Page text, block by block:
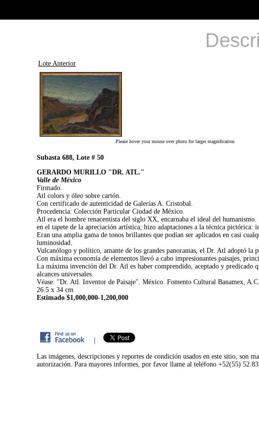
Lote Anterior
Please hover your mouse over photo for larger magnification
Subasta 688, Lote # 50
GERARDO MURILLO "DR. ATL."
Valle de México
Firmado.
Atl colors y óleo sobre cartón.
Con certificado de autenticidad de Galerías A. Cristobal.
Procedencia: Colección Particular Ciudad de México.
Atl era el hombre renacentista del siglo XX, encarnaba el ideal del
en el tapete de la apreciación artística; hizo adaptaciones a la técnica
Eran una amplia gama de tonos brillantes que podían ser aplicados en casi
luminosidad.
Vulcanólogo y político, amante de los grandes panoramas, el Dr. Atl adoptó la
Con máxima economía de elementos llevó a cabo impresionantes paisajes,
La máxima invención del Dr. Atl es haber comprendido, aceptado y predicado
alcances universales.
Véase: "Dr. Atl. Inventor de Paisaje". México. Fomento Cultural Banamex,
26.5 x 34 cm
Estimado $1,000,000-1,200,000
|
Las imágenes, descripciones y reportes de condición usados en este sitio, son
autorización. Para mayores informes, por favor llame al teléfono +52(55)